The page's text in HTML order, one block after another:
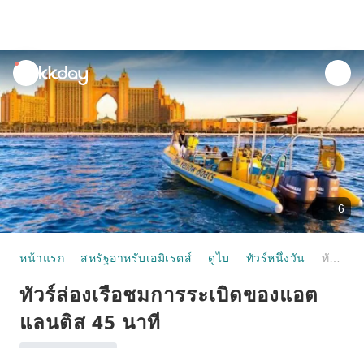
unread
notifications
6
หน้าแรก สหรัฐอาหรับเอมิเรตส์ ดูไบ ทัวร์หนึ่งวัน
ทัวร์ล่องเรือชมการระเบิดของแอต
แลนติส 45 นาที